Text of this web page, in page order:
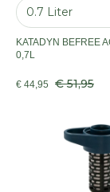
KATADYN BEFREE
0,7L
€ 44,95 € 51,95